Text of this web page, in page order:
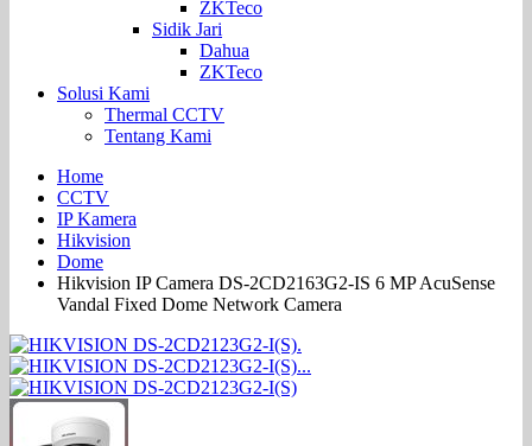
ZKTeco
Sidik Jari
Dahua
ZKTeco
Solusi Kami
Thermal CCTV
Tentang Kami
Home
CCTV
IP Kamera
Hikvision
Dome
Hikvision IP Camera DS-2CD2163G2-IS 6 MP AcuSense
Vandal Fixed Dome Network Camera